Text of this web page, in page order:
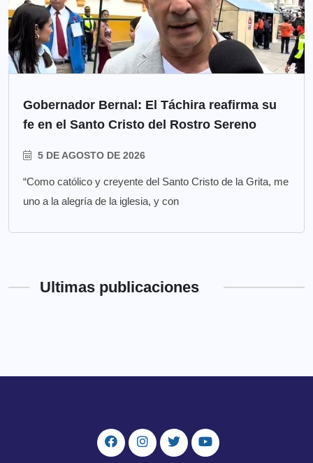
Gobernador Bernal: El Táchira reafirma su
fe en el Santo Cristo del Rostro Sereno
5 DE AGOSTO DE 2026
“Como católico y creyente del Santo Cristo de la Grita, me
uno a la alegría de la iglesia, y con
Ultimas publicaciones